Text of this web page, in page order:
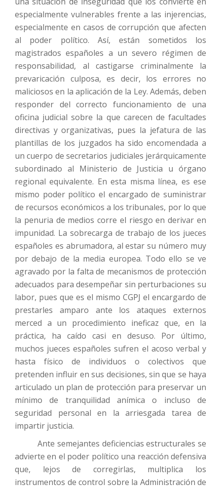
especialmente vulnerables frente a las injerencias,
especialmente en casos de corrupción que afecten
al poder político. Así, están sometidos los
magistrados españoles a un severo régimen de
responsabilidad, al castigarse criminalmente la
prevaricación culposa, es decir, los errores no
maliciosos en la aplicación de la Ley. Además, deben
responder del correcto funcionamiento de una
oficina judicial sobre la que carecen de facultades
directivas y organizativas, pues la jefatura de las
plantillas de los juzgados ha sido encomendada a
un cuerpo de secretarios judiciales jerárquicamente
subordinado al Ministerio de Justicia u órgano
regional equivalente. En esta misma línea, es ese
mismo poder político el encargado de suministrar
de recursos económicos a los tribunales, por lo que
la penuria de medios corre el riesgo en derivar en
impunidad. La sobrecarga de trabajo de los jueces
españoles es abrumadora, al estar su número muy
por debajo de la media europea. Todo ello se ve
agravado por la falta de mecanismos de protección
adecuados para desempeñar sin perturbaciones su
labor, pues que es el mismo CGPJ el encargardo de
prestarles amparo ante los ataques externos
merced a un procedimiento ineficaz que, en la
práctica, ha caído casi en desuso. Por último,
muchos jueces españoles sufren el acoso verbal y
hasta físico de individuos o colectivos que
pretenden influir en sus decisiones, sin que se haya
articulado un plan de protección para preservar un
mínimo de tranquilidad anímica o incluso de
seguridad personal en la arriesgada tarea de
impartir justicia.
Ante semejantes deficiencias estructurales se
advierte en el poder político una reacción defensiva
que, lejos de corregirlas, multiplica los
instrumentos de control sobre la Administración de